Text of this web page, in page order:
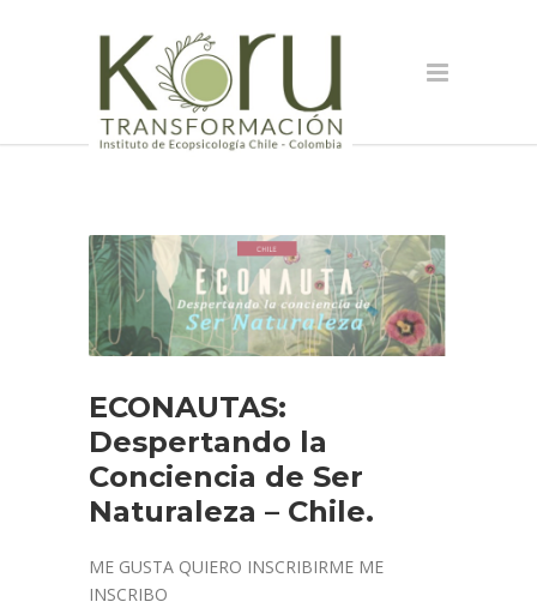
ECONAUTAS:
Despertando la
Conciencia de Ser
Naturaleza – Chile.
ME GUSTA QUIERO INSCRIBIRME ME
INSCRIBO